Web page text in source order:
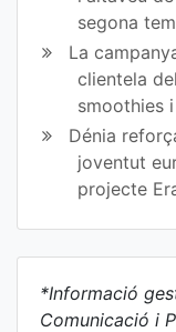
segona
La
clientela
smoothies
Dénia
joventut
projecte
*Informació
Comunicació i